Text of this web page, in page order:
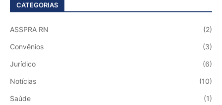
CATEGORIAS
ASSPRA RN (2)
Convênios (3)
Jurídico (6)
Notícias (10)
Saúde (1)